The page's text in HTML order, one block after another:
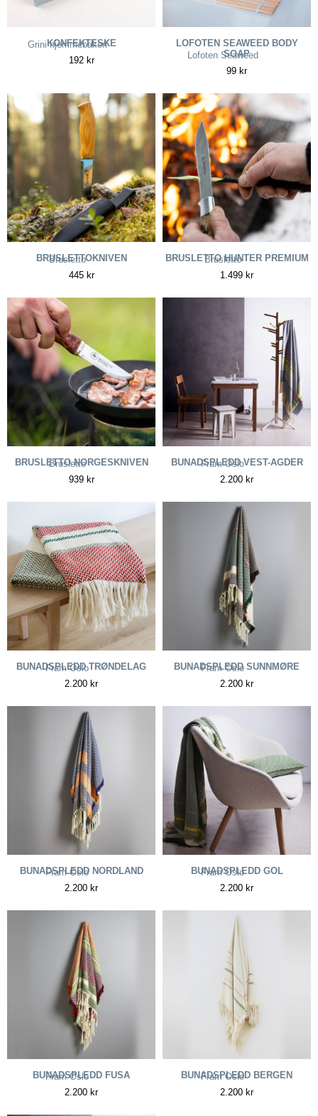
KONFEKTESKE
192 kr
Grini hjemmebakeri
LOFOTEN SEAWEED BODY
SOAP
99 kr
Lofoten Seaweed
BRUSLETTOKNIVEN
445 kr
Brusletto
BRUSLETTO HUNTER PREMIUM
1.499 kr
Brusletto
BRUSLETTO NORGESKNIVEN
939 kr
Brusletto
BUNADSPLEDD VEST-AGDER
2.200 kr
Fram Oslo
BUNADSPLEDD TRØNDELAG
2.200 kr
Fram Oslo
BUNADSPLEDD SUNNMØRE
2.200 kr
Fram Oslo
BUNADSPLEDD NORDLAND
2.200 kr
Fram Oslo
BUNADSPLEDD GOL
2.200 kr
Fram Oslo
BUNADSPLEDD FUSA
2.200 kr
Fram Oslo
BUNADSPLEDD BERGEN
2.200 kr
Fram Oslo